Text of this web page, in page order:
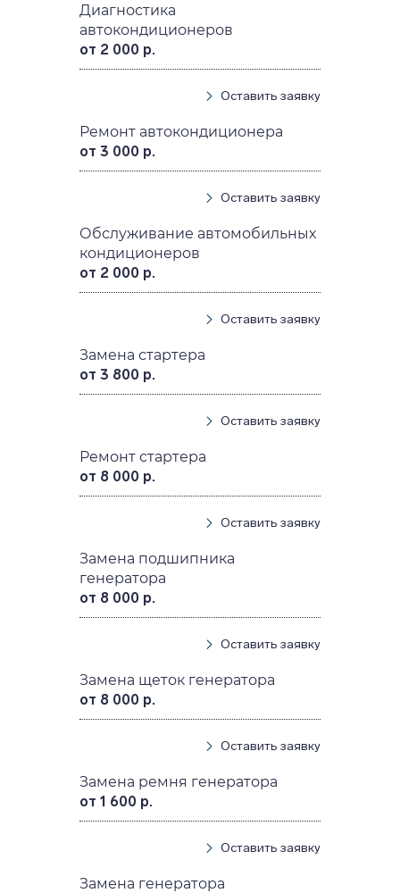
Диагностика
автокондиционеров
от 2 000 р.
Оставить заявку
Ремонт автокондиционера
от 3 000 р.
Оставить заявку
Обслуживание автомобильных
кондиционеров
от 2 000 р.
Оставить заявку
Замена стартера
от 3 800 р.
Оставить заявку
Ремонт стартера
от 8 000 р.
Оставить заявку
Замена подшипника
генератора
от 8 000 р.
Оставить заявку
Замена щеток генератора
от 8 000 р.
Оставить заявку
Замена ремня генератора
от 1 600 р.
Оставить заявку
Замена генератора